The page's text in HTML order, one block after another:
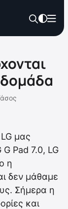
μας
Pad 7.0, LG
η
δεν μάθαμε
Σήμερα η
και